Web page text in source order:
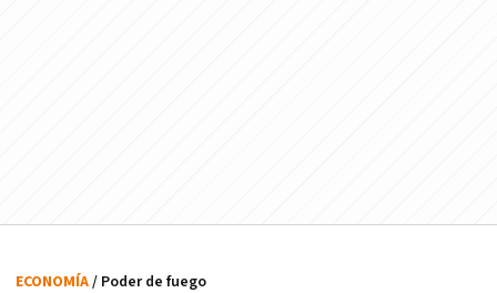
ECONOMÍA/ Poder de fuego